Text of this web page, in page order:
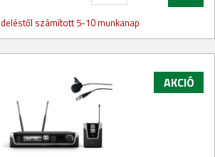
számított 5-10 munkanap
AKCIÓ